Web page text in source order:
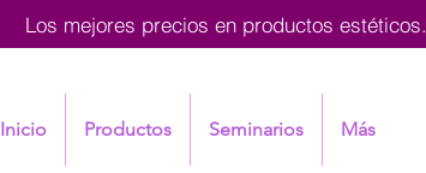
Los mejores precios en productos estéticos.
Inicio Productos Seminarios Más